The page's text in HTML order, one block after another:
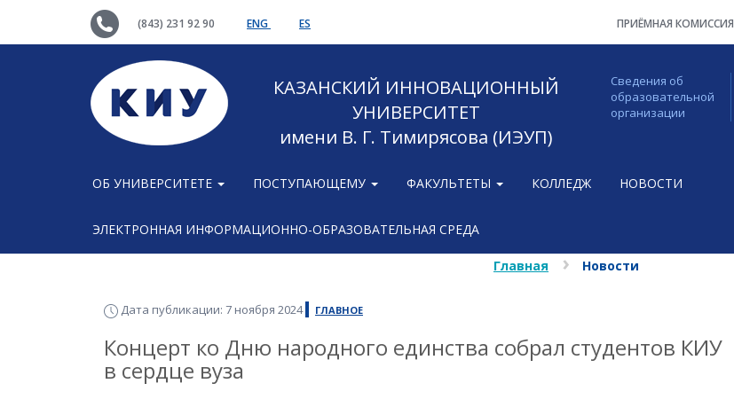
(843) 231 92 90 ENG ES ПРИЁМНАЯ КОМИССИЯ
КАЗАНСКИЙ ИННОВАЦИОННЫЙ
УНИВЕРСИТЕТ
имени В. Г. Тимирясова (ИЭУП)
Сведения об
образовательной
организации
ОБ УНИВЕРСИТЕТЕ ПОСТУПАЮЩЕМУ ФАКУЛЬТЕТЫ КОЛЛЕДЖ НОВОСТИ
ЭЛЕКТРОННАЯ ИНФОРМАЦИОННО-ОБРАЗОВАТЕЛЬНАЯ СРЕДА
Главная Новости
Дата публикации: 7 ноября 2024 ГЛАВНОЕ
Концерт ко Дню народного единства собрал студентов КИУ
в сердце вуза